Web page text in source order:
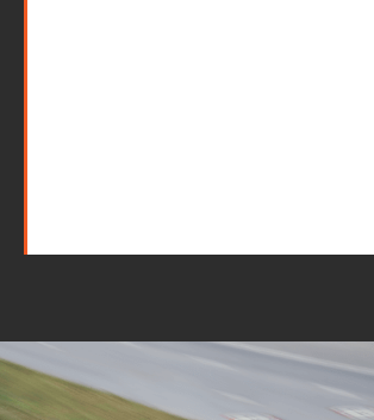
com equipe
e profissionais